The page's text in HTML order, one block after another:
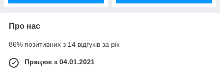
Про нас
86% позитивних з 14 відгуків за рік
Працює з 04.01.2021